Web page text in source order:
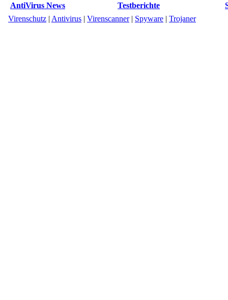
AntiVirus News Testberichte
Virenschutz | Antivirus | Virenscanner| Spyware | Trojaner